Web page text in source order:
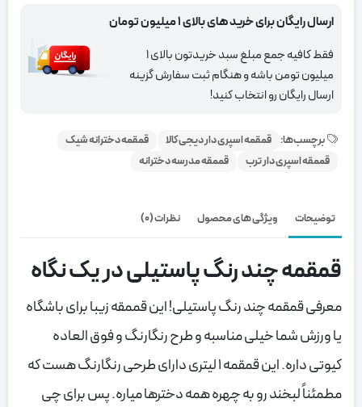
چند
رنگ
(رنگین
کمانی)
لیتری
ارسال رایگان برای خرید های بالای 1 میلیون تومان
فقط کافیه جمع مبلغ سبد خریدتون بالای 1
میلیون تومن باشه و هنگام ثبت سفارش گزینه
ارسال رایگان رو انتخاب کنید!
برچسب‌ها: قمقمه اسپری دار دیجی کالا
قمقمه دخترانه شیک
قممقه اسپری دار ترب
قممقه مدرسه دخترانه
توضیحات ویژگی های محصول نظرات (0)
قمقمه چند رنگ پاستیلی در یک نگاه
معرفی قمقمه چند رنگ پاستیلی! این قممقه زیبا برای باشگاه
یا ورزش شما خیلی مناسبه و طرح رنگارنگ و فوق العاده
کیوتی داره. این قمقمه 1 لیتری دارای طرحی رنگارنگ هست که
مطمئناً لبخند رو به چهره همه دخترها میاره. پس برای چی